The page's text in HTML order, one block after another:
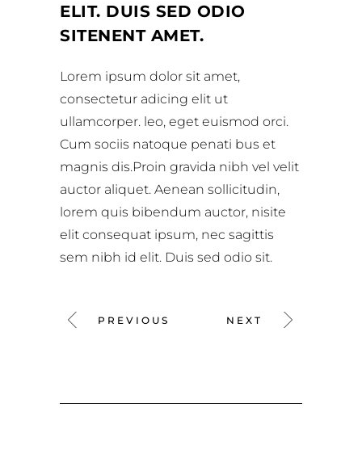
ELIT. DUIS SED ODIO
SITENENT AMET.
Lorem ipsum dolor sit amet,
consectetur adicing elit ut
ullamcorper. leo, eget euismod orci.
Cum sociis natoque penati bus et
magnis dis.Proin gravida nibh vel velit
auctor aliquet. Aenean sollicitudin,
lorem quis bibendum auctor, nisite
elit consequat ipsum, nec sagittis
sem nibh id elit. Duis sed odio sit.
PREVIOUS NEXT